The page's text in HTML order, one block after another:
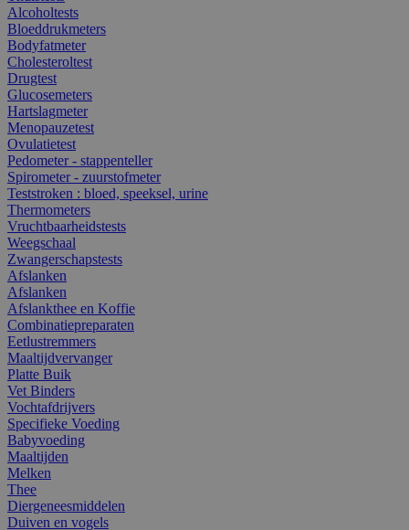
Alcoholtests
Bloeddrukmeters
Bodyfatmeter
Cholesteroltest
Drugtest
Glucosemeters
Hartslagmeter
Menopauzetest
Ovulatietest
Pedometer - stappenteller
Spirometer - zuurstofmeter
Teststroken : bloed, speeksel, urine
Thermometers
Vruchtbaarheidstests
Weegschaal
Zwangerschapstests
Afslanken
Afslanken
Afslankthee en Koffie
Combinatiepreparaten
Eetlustremmers
Maaltijdvervanger
Platte Buik
Vet Binders
Vochtafdrijvers
Specifieke Voeding
Babyvoeding
Maaltijden
Melken
Thee
Diergeneesmiddelen
Duiven en vogels